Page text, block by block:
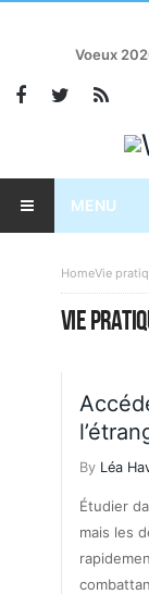
Voeux
MENU
HomeVie
VIE
By Léa
Étudier
mais les